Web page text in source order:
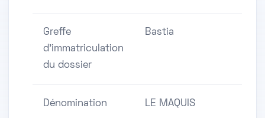
Greffe
d'immatriculation
du dossier
Bastia
Dénomination LE MAQUIS